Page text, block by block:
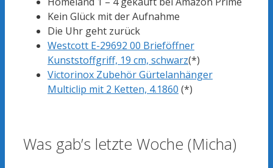
Kein Glück mit der Aufnahme
Die Uhr geht zurück
Westcott E-29692 00 Brieföffner
Kunststoffgriff, 19 cm, schwarz(*)
Victorinox Zubehör Gürtelanhänger
Multiclip mit 2 Ketten, 4.1860 (*)
Was gab’s letzte Woche (Micha)